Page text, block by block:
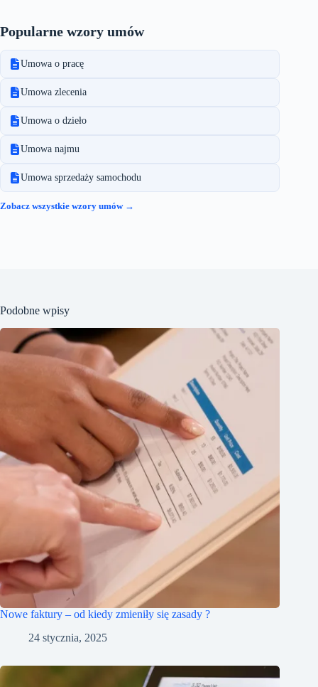
Popularne wzory umów
Umowa o pracę
Umowa zlecenia
Umowa o dzieło
Umowa najmu
Umowa sprzedaży samochodu
Zobacz wszystkie wzory umów →
Podobne wpisy
Nowe faktury – od kiedy zmieniły się zasady ?
24 stycznia, 2025